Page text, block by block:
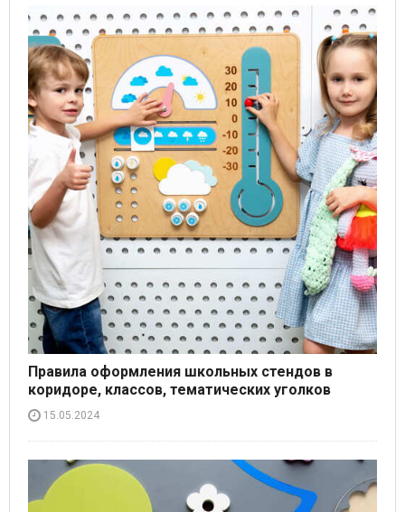
Правила оформления школьных стендов в
коридоре, классов, тематических уголков
15.05.2024